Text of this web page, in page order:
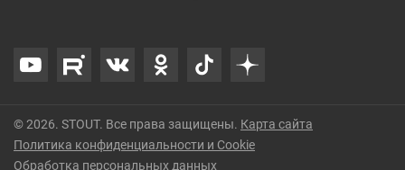
© 2026. STOUT. Все права защищены. Карта сайта
Политика конфиденциальности и Cookie
Обработка персональных данных